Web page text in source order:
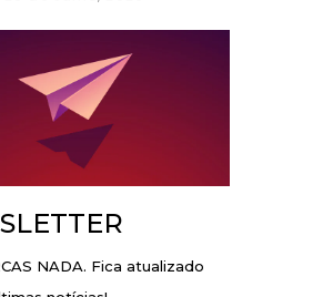
NADA. Fica atualizado